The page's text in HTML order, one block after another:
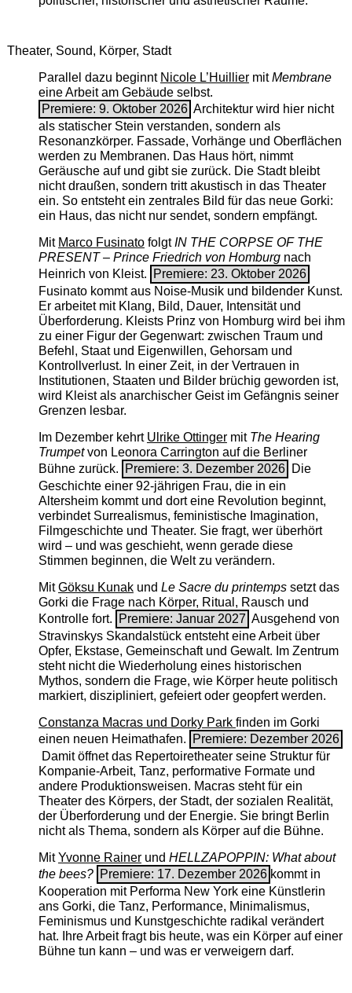
Theater, Sound, Körper, Stadt
Parallel dazu beginnt Nicole L’Huilliermit ­Membrane
eine Arbeit am Gebäude selbst.
Premiere: 9. Oktober 2026 Architektur wird hier nicht
als statischer Stein verstanden, sondern als
Resonanzkörper. Fassade, Vorhänge und Oberflächen
werden zu Membranen. Das Haus hört, nimmt
Geräusche auf und gibt sie zurück. Die Stadt bleibt
nicht draußen, sondern tritt akustisch in das Theater
ein. So entsteht ein zentrales Bild für das neue Gorki:
ein Haus, das nicht nur sendet, sondern empfängt.
Mit Marco FusinatofolgtIN THE CORPSE OF THE
PRESENT – Prince Friedrich von Homburgnach
Heinrich von Kleist.
Premiere: 23. Oktober 2026
Fusinato kommt aus Noise-Musik und bildender Kunst.
Er arbeitet mit Klang, Bild, Dauer, Intensität und
Überforderung. Kleists Prinz von Homburg wird bei ihm
zu einer Figur der Gegenwart: zwischen Traum und
Befehl, Staat und Eigenwillen, Gehorsam und
Kontrollverlust. In einer Zeit, in der Vertrauen in
Institutionen, Staaten und Bilder brüchig geworden ist,
wird Kleist als anarchischer Geist im Gefängnis seiner
Grenzen lesbar.
Im Dezember kehrt Ulrike Ottingermit The ­Hearing
Trumpetvon Leonora Carrington auf die Berliner
Bühne zurück.
Premiere: 3. Dezember 2026 Die
Geschichte einer 92-jährigen Frau, die in ein
Altersheim kommt und dort eine Revolution beginnt,
verbindet Surrealismus, feministische Imagination,
Filmgeschichte und Theater. Sie fragt, wer überhört
wird – und was geschieht, wenn gerade diese
Stimmen beginnen, die Welt zu verändern.
MitGöksu Kunakund Le Sacre du printempssetzt das
Gorki die Frage nach Körper, Ritual, Rausch und
Kontrolle fort.
Premiere: Januar 2027 Ausgehend von
Stravinskys Skandalstück entsteht eine Arbeit über
Opfer, Ekstase, Gemeinschaft und Gewalt. Im Zentrum
steht nicht die Wiederholung eines historischen
Mythos, sondern die Frage, wie Körper heute politisch
markiert, diszipliniert, gefeiert oder geopfert werden.
Constanza Macras und Dorky Park finden im Gorki
einen neuen Heimathafen.
Premiere: Dezember 2026
Damit öffnet das Repertoiretheater seine Struktur für
Kompanie-Arbeit, Tanz, performative Formate und
andere Produktionsweisen. Macras steht für ein
Theater des Körpers, der Stadt, der sozialen Realität,
der Überforderung und der Energie. Sie bringt Berlin
nicht als Thema, sondern als Körper auf die Bühne.
MitYvonne Rainerund HELLZAPOPPIN: What about
the bees? Premiere: 17. Dezember 2026 kommt in
Kooperation mit Performa New York eine Künstlerin
ans Gorki, die Tanz, Performance, Minimalismus,
Feminismus und Kunstgeschichte radikal verändert
hat. Ihre Arbeit fragt bis heute, was ein Körper auf einer
Bühne tun kann – und was er verweigern darf.